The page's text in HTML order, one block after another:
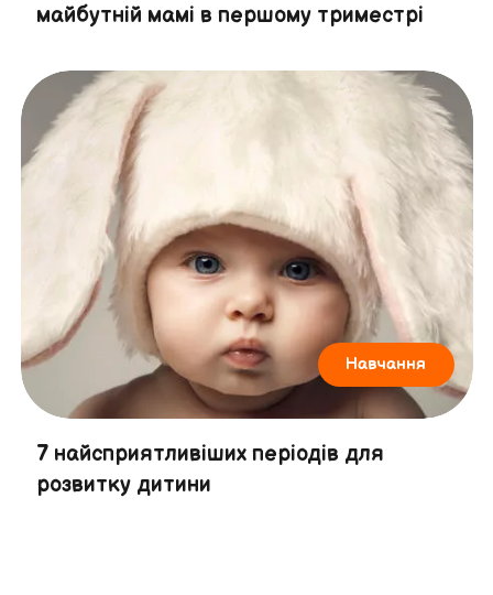
майбутній мамі в першому триместрі
Навчання
7 найсприятливіших періодів для
розвитку дитини